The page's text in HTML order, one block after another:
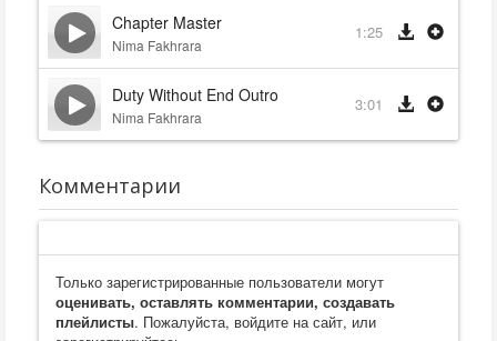
Chapter Master
Nima Fakhrara
1:25
Duty Without End Outro
Nima Fakhrara
3:01
Комментарии
Только зарегистрированные пользователи могут
оценивать, оставлять комментарии, создавать
плейлисты. Пожалуйста, войдите на сайт, или